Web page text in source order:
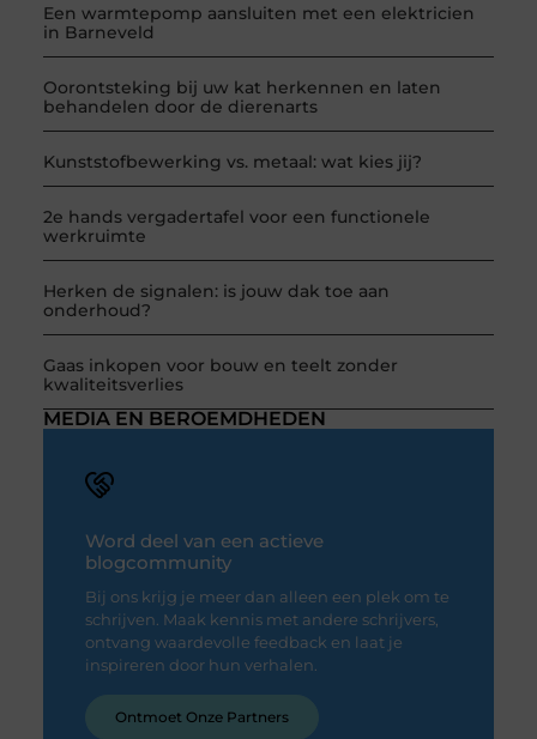
Een warmtepomp aansluiten met een elektricien
in Barneveld
Oorontsteking bij uw kat herkennen en laten
behandelen door de dierenarts
Kunststofbewerking vs. metaal: wat kies jij?
2e hands vergadertafel voor een functionele
werkruimte
Herken de signalen: is jouw dak toe aan
onderhoud?
Gaas inkopen voor bouw en teelt zonder
kwaliteitsverlies
MEDIA EN BEROEMDHEDEN
Word deel van een actieve
blogcommunity
Bij ons krijg je meer dan alleen een plek om te
schrijven. Maak kennis met andere schrijvers,
ontvang waardevolle feedback en laat je
inspireren door hun verhalen.
Ontmoet Onze Partners